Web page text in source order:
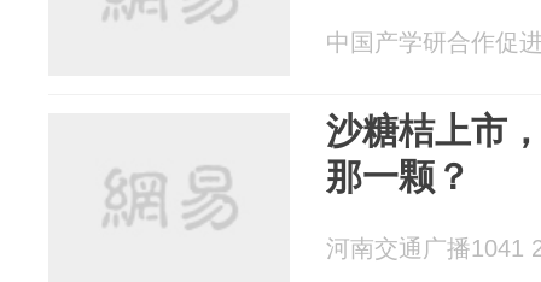
中国产学研合作促
沙糖桔上市
那一颗？
河南交通广播1041